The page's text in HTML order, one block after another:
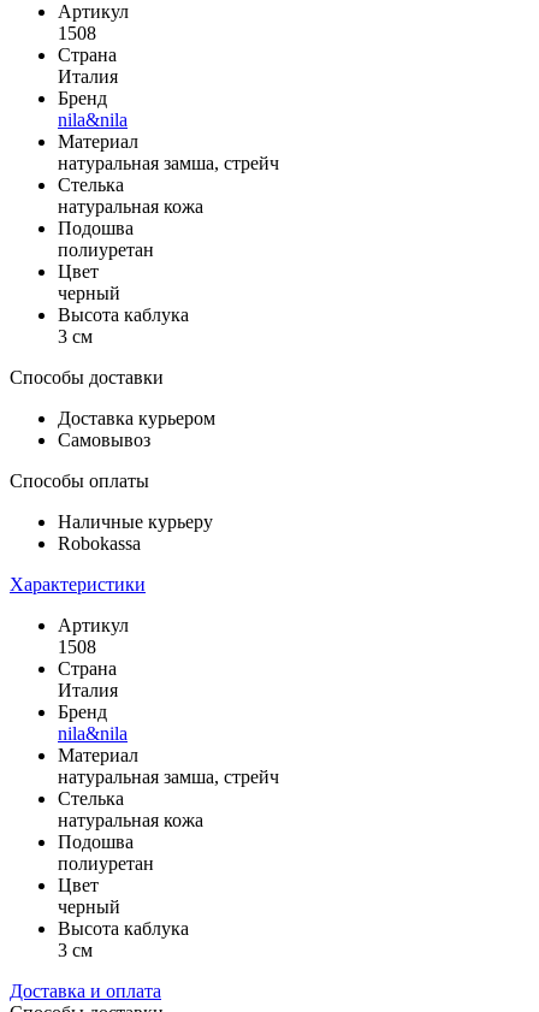
Артикул
1508
Страна
Италия
Бренд
nila&nila
Материал
натуральная замша, стрейч
Стелька
натуральная кожа
Подошва
полиуретан
Цвет
черный
Высота каблука
3 см
Способы доставки
Доставка курьером
Самовывоз
Способы оплаты
Наличные курьеру
Robokassa
Характеристики
Артикул
1508
Страна
Италия
Бренд
nila&nila
Материал
натуральная замша, стрейч
Стелька
натуральная кожа
Подошва
полиуретан
Цвет
черный
Высота каблука
3 см
Доставка и оплата